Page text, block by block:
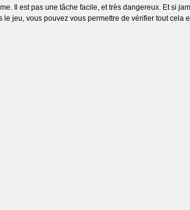
Il est pas une tâche facile, et très dangereux. Et si
jeu, vous pouvez vous permettre de vérifier tout